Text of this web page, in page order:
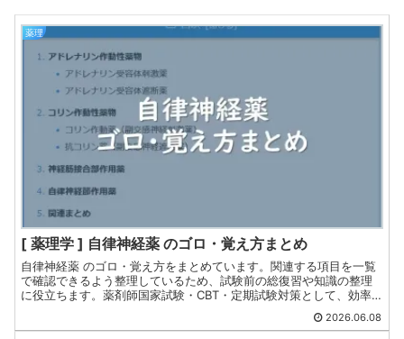
薬理
[ 薬理学 ] 自律神経薬 のゴロ・覚え方まとめ
自律神経薬 のゴロ・覚え方をまとめています。関連する項目を一覧
で確認できるよう整理しているため、試験前の総復習や知識の整理
に役立ちます。薬剤師国家試験・CBT・定期試験対策として、効率
2026.06.08